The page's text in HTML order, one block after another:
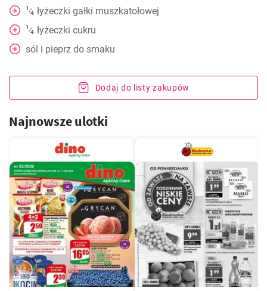
1⁄4 łyżeczki gałki muszkatołowej
1⁄4 łyżeczki cukru
sól i pieprz do smaku
Dodaj do listy zakupów
Najnowsze ulotki